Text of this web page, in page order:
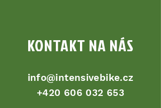
KONTAKT NA NÁS
info@intensivebike.cz
+420 606 032 653